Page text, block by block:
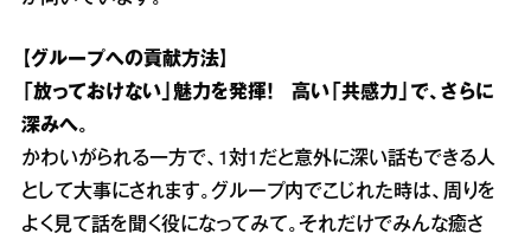
【グループへの貢献方法】
「放っておけない」魅力を発揮！ 高い「共感力」で、さらに
深みへ。
かわいがられる一方で、1対1だと意外に深い話もできる人
として大事にされます。グループ内でこじれた時は、周りを
よく見て話を聞く役になってみて。それだけでみんな癒さ